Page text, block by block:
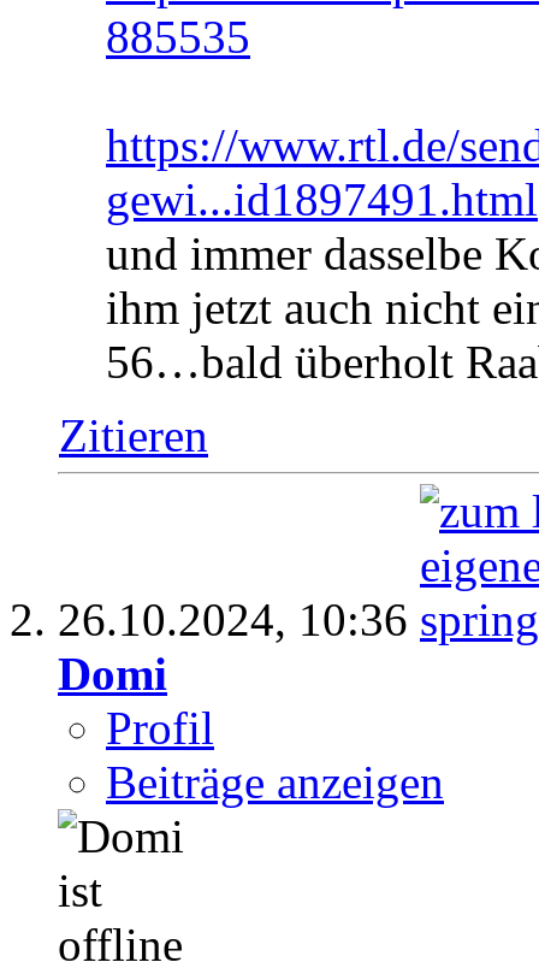
885535
https://www.rtl.de/
gewi...id1897491.html
und immer dasselbe
ihm jetzt auch nicht
56…bald überholt
Zitieren
26.10.2024, 10:36
Domi
Profil
Beiträge anzeigen